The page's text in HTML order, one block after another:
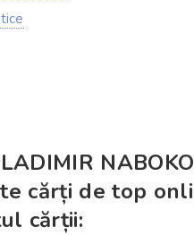
cărți de top
cărții: